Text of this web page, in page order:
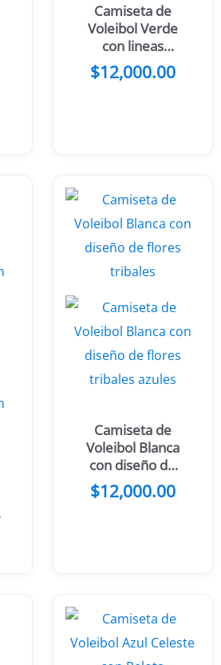
Camiseta de
Voleibol Verde
con lineas
diagonales
$12,000.00
Camiseta de
Voleibol Blanca
con diseño de
flores tribales
$12,000.00